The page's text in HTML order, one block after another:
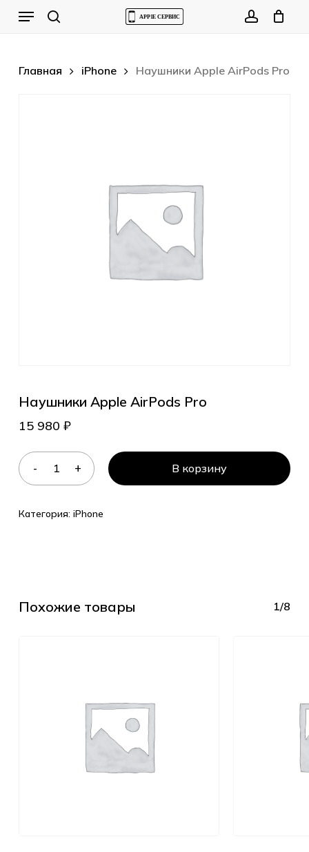
Menu
Главная iPhone Наушники Apple AirPods Pro
Наушники Apple AirPods Pro
15 980 ₽
В корзину
Категория: iPhone
Похожие товары 1/8